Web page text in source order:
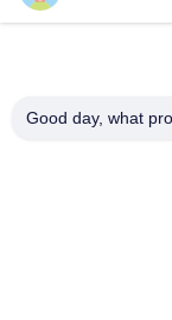
Good day, what